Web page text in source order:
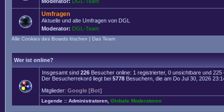
Umfragen
Aktuelle und alte Umfragen von DGL
Moderator: DGL-Team
Alle Cookies des Boards löschen | Das Team
Wer ist online?
Insgesamt sind 226 Besucher online: 1 registrierter, 0 unsichtbare und
Der Besucherrekord liegt bei 5778 Besuchern, die am Do Jul 30, 2026
Mitglieder: Google [Bot]
Legende :: Administratoren Globale Moderatoren